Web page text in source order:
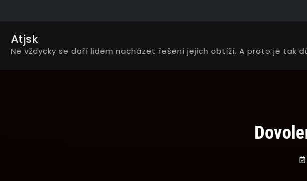
content
Atjsk
Ne vždycky se daří lidem nacházet řešení jejich obtíží. A proto je tak